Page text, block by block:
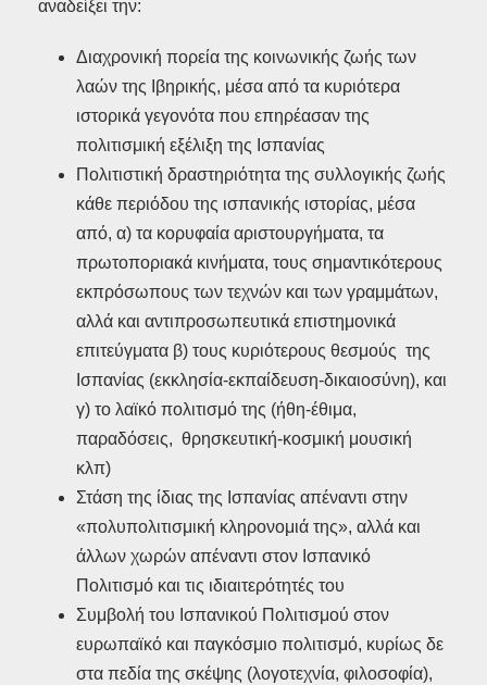
αναδείξει την:
Διαχρονική πορεία της κοινωνικής ζωής των
λαών της Ιβηρικής, μέσα από τα κυριότερα
ιστορικά γεγονότα που επηρέασαν της
πολιτισμική εξέλιξη της Ισπανίας
Πολιτιστική δραστηριότητα της συλλογικής ζωής
κάθε περιόδου της ισπανικής ιστορίας, μέσα
από, α) τα κορυφαία αριστουργήματα, τα
πρωτοποριακά κινήματα, τους σημαντικότερους
εκπρόσωπους των τεχνών και των γραμμάτων,
αλλά και αντιπροσωπευτικά επιστημονικά
επιτεύγματα β) τους κυριότερους θεσμούς της
Ισπανίας (εκκλησία-εκπαίδευση-δικαιοσύνη), και
γ) το λαϊκό πολιτισμό της (ήθη-έθιμα,
παραδόσεις, θρησκευτική-κοσμική μουσική
κλπ)
Στάση της ίδιας της Ισπανίας απέναντι στην
«πολυπολιτισμική κληρονομιά της», αλλά και
άλλων χωρών απέναντι στον Ισπανικό
Πολιτισμό και τις ιδιαιτερότητές του
Συμβολή του Ισπανικού Πολιτισμού στον
ευρωπαϊκό και παγκόσμιο πολιτισμό, κυρίως δε
στα πεδία της σκέψης (λογοτεχνία, φιλοσοφία),